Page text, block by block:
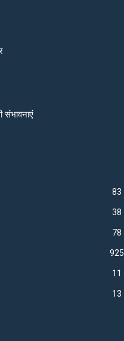
संभावनाएं
83
38
78
925
11
13